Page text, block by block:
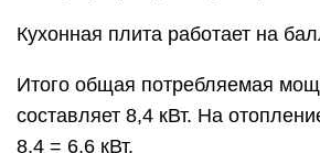
Кухонная плита работает на
Итого общая потребляемая
составляет 8,4 кВт. На
8,4 = 6,6 кВт.